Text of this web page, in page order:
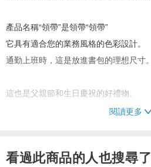
產品名稱“領帶”是領帶“領帶”
它具有適合您的業務風格的色彩設計。
通勤上班時，這是放進書包的理想尺寸。
這也是父親節和生日慶祝的好禮物。
■尺寸
閱讀更多
看過此商品的人也搜尋了